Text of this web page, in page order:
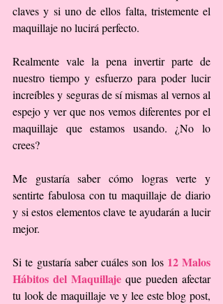
claves y si uno de ellos falta, tristemente el
maquillaje no lucirá perfecto.
Realmente vale la pena invertir parte de
nuestro tiempo y esfuerzo para poder lucir
increíbles y seguras de sí mismas al vernos al
espejo y ver que nos vemos diferentes por el
maquillaje que estamos usando. ¿No lo
crees?
Me gustaría saber cómo logras verte y
sentirte fabulosa con tu maquillaje de diario
y si estos elementos clave te ayudarán a lucir
mejor.
Si te gustaría saber cuáles son los 12 Malos
Hábitos del Maquillaje que pueden afectar
tu look de maquillaje ve y lee este blog post,